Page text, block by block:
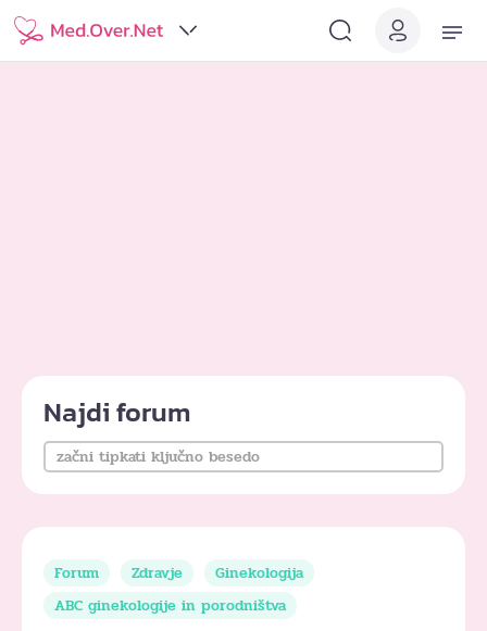
Najdi forum
Forum Zdravje
Ginekologija
ABC ginekologije in porodništva